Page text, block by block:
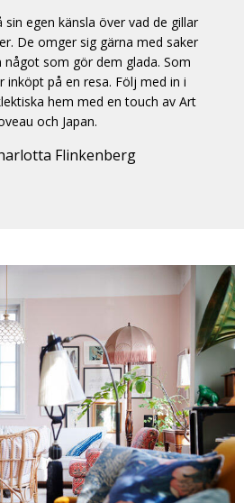
egen känsla över vad de gillar
De omger sig gärna med saker
som gör dem glada. Som
inköpt på en resa. Följ med in i
hem med en touch av Art
och Japan.
Flinkenberg